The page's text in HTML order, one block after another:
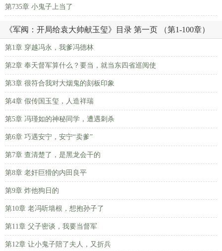
第735章 小鬼子上当了
《军阀：开局给袁大帅献玉玺》目录 第一页 （第1-100章）
第1章 穿越冯永，我爹冯德林
第2章 奉天督军算什么？要当，就当东四省巡阅使
第3章 很符合我对大烟鬼的刻板印象
第4章 假传国玉玺，人造祥瑞
第5章 冯瑾如的神秘同学，遭遇刺杀
第6章 巧遇安宁，安宁“卖爹”
第7章 查清楚了，是黑龙会干的
第8章 老奸巨猾的内田良平
第9章 炸他狗日的
第10章 老冯听墙根，想抱孙子了
第11章 父子密谈，我要当督军
第12章 让小鬼子陪了夫人，又折兵